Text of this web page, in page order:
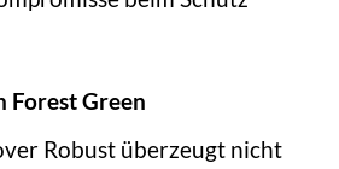
Forest Green
Robust überzeugt nicht